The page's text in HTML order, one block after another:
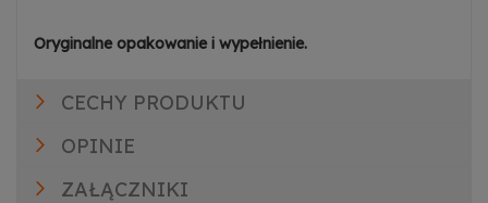
Oryginalne opakowanie i wypełnienie.
CECHY PRODUKTU
OPINIE
ZAŁĄCZNIKI